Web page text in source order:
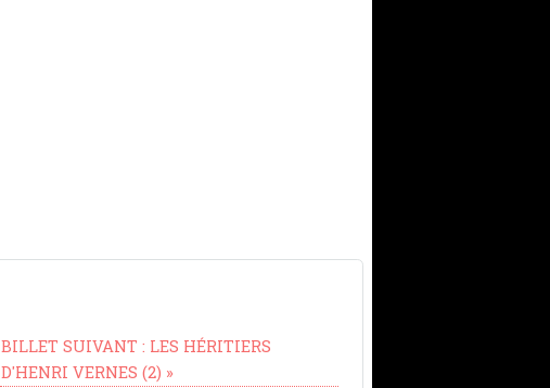
BILLET SUIVANT : LES HÉRITIERS
D'HENRI VERNES (2) »